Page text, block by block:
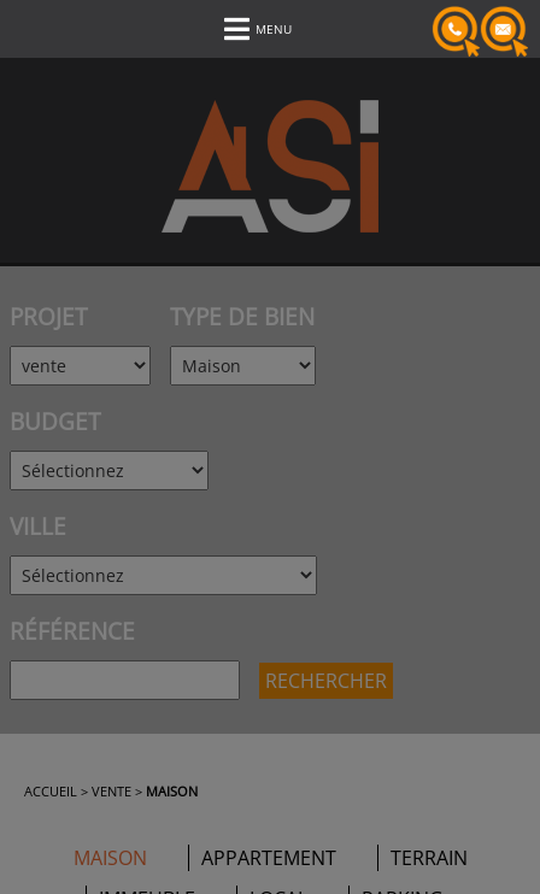
MENU
PROJET TYPE DE BIEN
BUDGET
VILLE
RÉFÉRENCE
ACCUEIL > VENTE > MAISON
MAISON APPARTEMENT
TERRAIN